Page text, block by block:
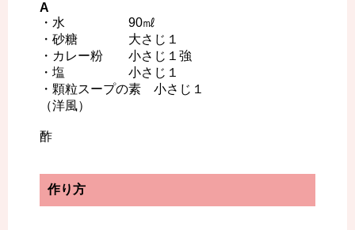
A
・水 90㎖
・砂糖 大さじ１
・カレー粉 小さじ１強
・塩 小さじ１
・顆粒スープの素 小さじ１
（洋風）
酢
作り方